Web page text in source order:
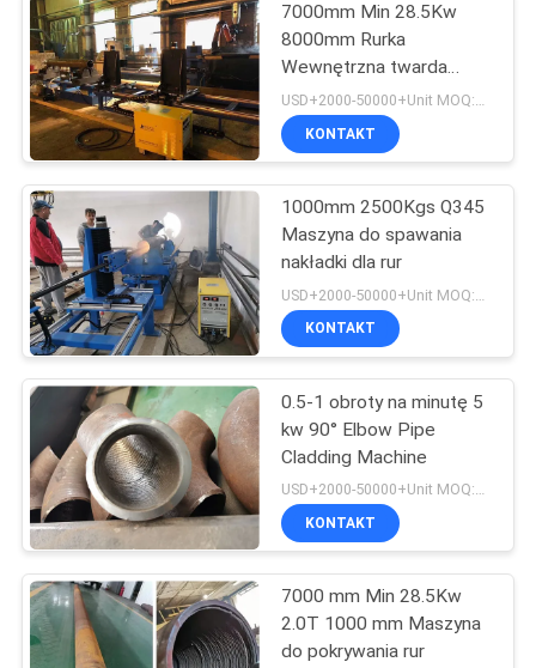
Maszyna
spawalnicza do
nakładania
Automat
spawalniczy
26
Maszyna do
pokrywania rur
7000mm Min 28.5Kw
8000mm Rurka
Wewnętrzna twarda
maszyna
KONTAKT
1000mm 2500Kgs Q345
Maszyna do spawania
nakładki dla rur
KONTAKT
0.5-1 obroty na minutę 5
kw 90° Elbow Pipe
Cladding Machine
USD+2000-50000+Unit MOQ:1 JEDNOSTKA
KONTAKT
7000 mm Min 28.5Kw
2.0T 1000 mm Maszyna
do pokrywania rur